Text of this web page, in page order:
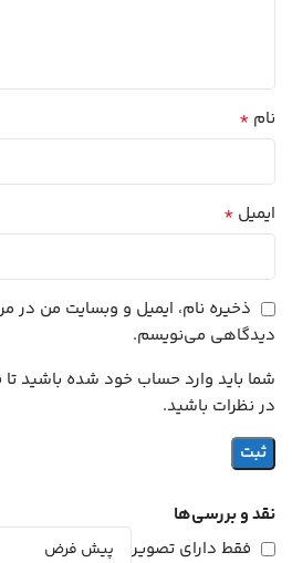
نقد و بررسی‌ها
فقط دارای تصویر
نام *
ایمیل *
ذخیره نام، ایمیل و وبسایت من در
دیدگاهی می‌نویسم.
شما باید وارد حساب خود شده باشید تا
در نظرات باشید.